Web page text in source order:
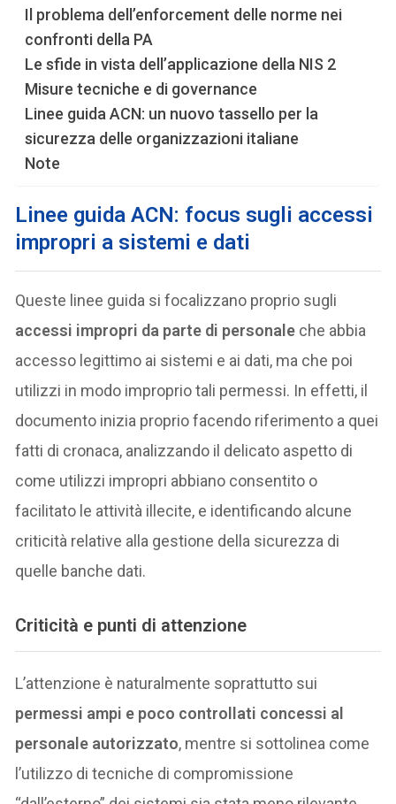
Il problema dell’enforcement delle norme nei
confronti della PA
Le sfide in vista dell’applicazione della NIS 2
Misure tecniche e di governance
Linee guida ACN: un nuovo tassello per la
sicurezza delle organizzazioni italiane
Note
Linee guida ACN: focus sugli accessi
impropri a sistemi e dati
Queste linee guida si focalizzano proprio sugli
accessi impropri da parte di personale che abbia
accesso legittimo ai sistemi e ai dati, ma che poi
utilizzi in modo improprio tali permessi. In effetti, il
documento inizia proprio facendo riferimento a quei
fatti di cronaca, analizzando il delicato aspetto di
come utilizzi impropri abbiano consentito o
facilitato le attività illecite, e identificando alcune
criticità relative alla gestione della sicurezza di
quelle banche dati.
Criticità e punti di attenzione
L’attenzione è naturalmente soprattutto sui
permessi ampi e poco controllati concessi al
personale autorizzato, mentre si sottolinea come
l’utilizzo di tecniche di compromissione